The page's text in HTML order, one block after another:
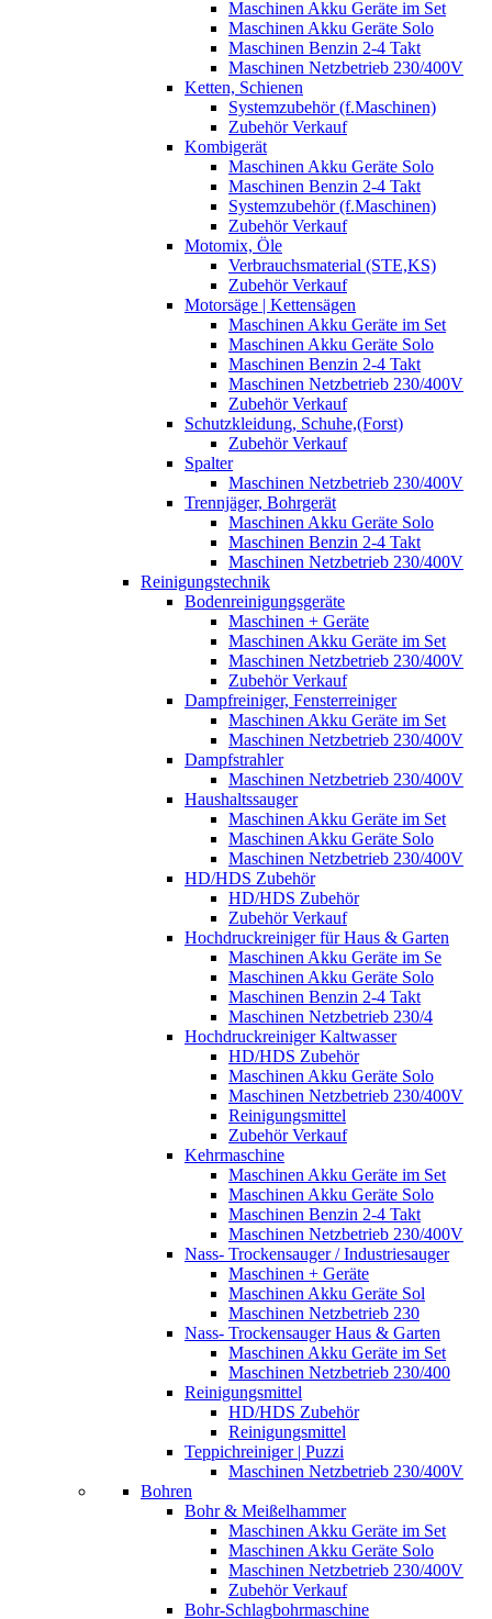
Maschinen Akku Geräte im Set
Maschinen Akku Geräte Solo
Maschinen Benzin 2-4 Takt
Maschinen Netzbetrieb 230/400V
Ketten, Schienen
Systemzubehör (f.Maschinen)
Zubehör Verkauf
Kombigerät
Maschinen Akku Geräte Solo
Maschinen Benzin 2-4 Takt
Systemzubehör (f.Maschinen)
Zubehör Verkauf
Motomix, Öle
Verbrauchsmaterial (STE,KS)
Zubehör Verkauf
Motorsäge | Kettensägen
Maschinen Akku Geräte im Set
Maschinen Akku Geräte Solo
Maschinen Benzin 2-4 Takt
Maschinen Netzbetrieb 230/400V
Zubehör Verkauf
Schutzkleidung, Schuhe,(Forst)
Zubehör Verkauf
Spalter
Maschinen Netzbetrieb 230/400V
Trennjäger, Bohrgerät
Maschinen Akku Geräte Solo
Maschinen Benzin 2-4 Takt
Maschinen Netzbetrieb 230/400V
Reinigungstechnik
Bodenreinigungsgeräte
Maschinen + Geräte
Maschinen Akku Geräte im Set
Maschinen Netzbetrieb 230/400V
Zubehör Verkauf
Dampfreiniger, Fensterreiniger
Maschinen Akku Geräte im Set
Maschinen Netzbetrieb 230/400V
Dampfstrahler
Maschinen Netzbetrieb 230/400V
Haushaltssauger
Maschinen Akku Geräte im Set
Maschinen Akku Geräte Solo
Maschinen Netzbetrieb 230/400V
HD/HDS Zubehör
HD/HDS Zubehör
Zubehör Verkauf
Hochdruckreiniger für Haus & Garten
Maschinen Akku Geräte im Se
Maschinen Akku Geräte Solo
Maschinen Benzin 2-4 Takt
Maschinen Netzbetrieb 230/4
Hochdruckreiniger Kaltwasser
HD/HDS Zubehör
Maschinen Akku Geräte Solo
Maschinen Netzbetrieb 230/400V
Reinigungsmittel
Zubehör Verkauf
Kehrmaschine
Maschinen Akku Geräte im Set
Maschinen Akku Geräte Solo
Maschinen Benzin 2-4 Takt
Maschinen Netzbetrieb 230/400V
Nass- Trockensauger / Industriesauger
Maschinen + Geräte
Maschinen Akku Geräte Sol
Maschinen Netzbetrieb 230
Nass- Trockensauger Haus & Garten
Maschinen Akku Geräte im Set
Maschinen Netzbetrieb 230/400
Reinigungsmittel
HD/HDS Zubehör
Reinigungsmittel
Teppichreiniger | Puzzi
Maschinen Netzbetrieb 230/400V
Bohren
Bohr & Meißelhammer
Maschinen Akku Geräte im Set
Maschinen Akku Geräte Solo
Maschinen Netzbetrieb 230/400V
Zubehör Verkauf
Bohr-Schlagbohrmaschine